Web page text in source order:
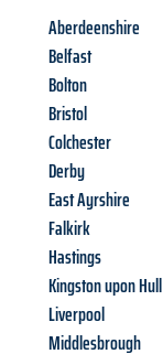
Aberdeenshire
Belfast
Bolton
Bristol
Colchester
Derby
East Ayrshire
Falkirk
Hastings
Kingston upon Hull
Liverpool
Middlesbrough